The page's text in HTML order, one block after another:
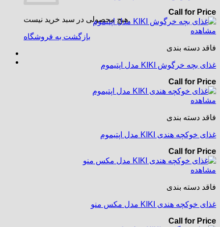
هیچ محصولی در سبد خرید نیست.
بازگشت به فروشگاه
Call for Price
مشاهده
فاقد دسته بندی
غذای بچه خرگوش KIKI مدل اپتیموم
Call for Price
مشاهده
فاقد دسته بندی
غذای خوکچه هندی KIKI مدل اپتیموم
Call for Price
مشاهده
فاقد دسته بندی
غذای خوکچه هندی KIKI مدل مکس منو
Call for Price